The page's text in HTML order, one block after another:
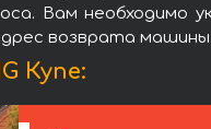
Вам необходимо
возврата машины.
Купе: